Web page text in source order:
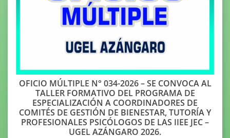
OFICIO MÚLTIPLE N° 034-2026 – SE CONVOCA AL
TALLER FORMATIVO DEL PROGRAMA DE
ESPECIALIZACIÓN A COORDINADORES DE
COMITÉS DE GESTIÓN DE BIENESTAR, TUTORÍA Y
PROFESIONALES PSICÓLOGOS DE LAS IIEE JEC –
UGEL AZÁNGARO 2026.